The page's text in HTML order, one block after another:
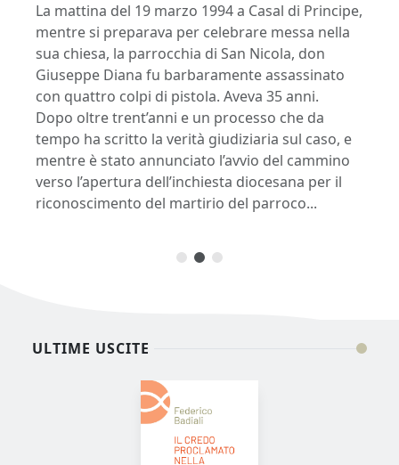
La mattina del 19 marzo 1994 a Casal di Principe,
mentre si preparava per celebrare messa nella
sua chiesa, la parrocchia di San Nicola, don
Giuseppe Diana fu barbaramente assassinato
con quattro colpi di pistola. Aveva 35 anni.
Dopo oltre trent’anni e un processo che da
tempo ha scritto la verità giudiziaria sul caso, e
mentre è stato annunciato l’avvio del cammino
verso l’apertura dell’inchiesta diocesana per il
riconoscimento del martirio del parroco...
ULTIME USCITE